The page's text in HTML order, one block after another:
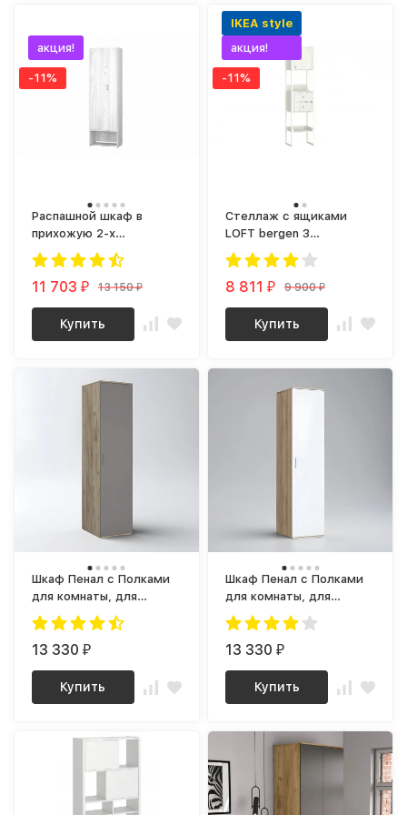
акция!
-11%
Распашной шкаф в
прихожую 2-х
створчатый olga milk 3
(винтерберг)
11 703₽ 13 150₽
Купить
IKEA style
акция!
-11%
Стеллаж с ящиками
LOFT bergen 3
(винтерберг)
8 811₽ 9 900₽
Купить
Шкаф Пенал с Полками
для комнаты, для
Одежды 1 дверный
ПН-25 ЛАЙТ ЛДСП
графит / дуб крафт
13 330₽
Купить
Шкаф Пенал с Полками
для комнаты, для
Одежды 1 створчатый
ПН-25 ЛАЙТ ЛДСП
белый / сонома
13 330₽
Купить